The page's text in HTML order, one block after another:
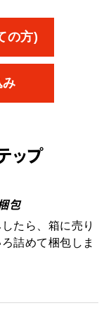
の方)
み
ップ
包
たら、箱に売り
詰めて梱包しま